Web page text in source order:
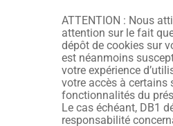
ATTENTION : Nous
attention sur le fait
dépôt de cookies sur
est néanmoins
votre expérience
votre accès à certains
fonctionnalités du
Le cas échéant, DB1
responsabilité